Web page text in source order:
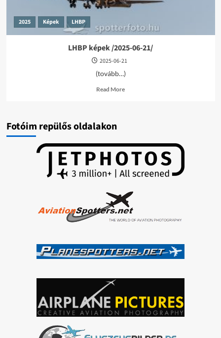
2025 Képek LHBP
LHBP képek /2025-06-21/
2025-06-21
(tovább…)
Read MoreRead
21/
Fotóim repülős oldalakon